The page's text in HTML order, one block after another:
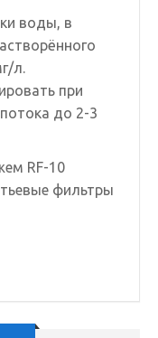
воды, в
л.
при
до 2-3
RF-10
фильтры